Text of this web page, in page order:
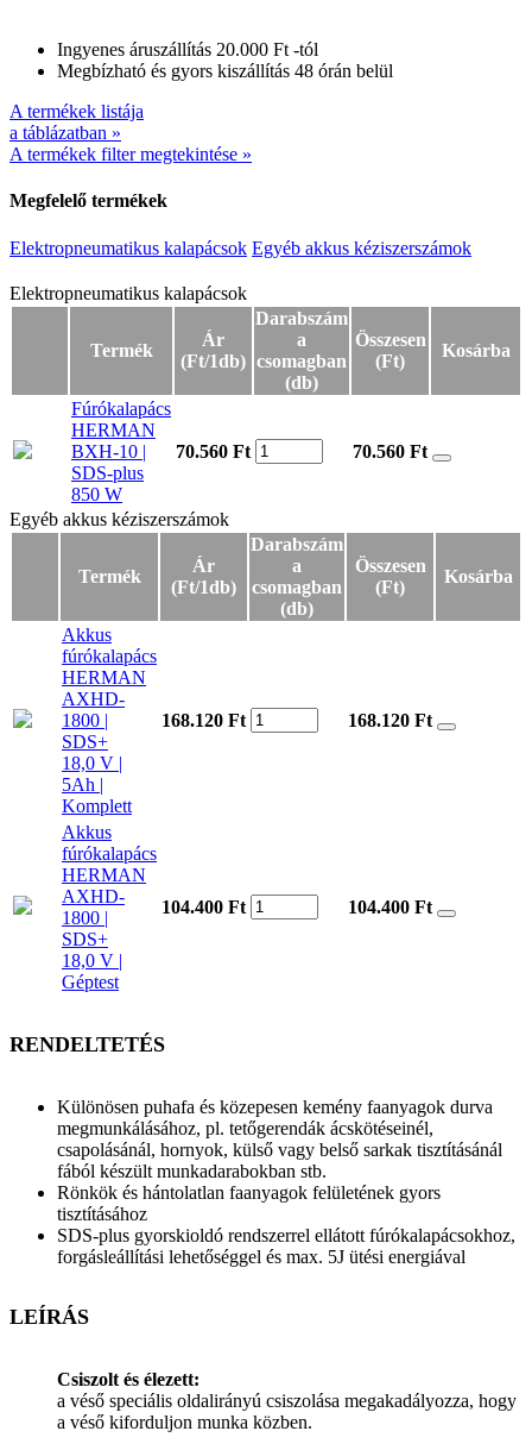
Ingyenes áruszállítás 20.000 Ft -tól
Megbízható és gyors kiszállítás 48 órán belül
A termékek listája
a táblázatban »
A termékek filter megtekintése »
Megfelelő termékek
Elektropneumatikus kalapácsok Egyéb akkus kéziszerszámok
Elektropneumatikus kalapácsok
Elektropneumatikus kalapácsok
Termék
Ár
(Ft/1db)
Darabszám
a
csomagban
(db)
Összesen
(Ft)
Kosárba
Fúrókalapács
HERMAN
BXH-10 |
SDS-plus
850 W
70.560 Ft 70.560 Ft
Egyéb akkus kéziszerszámok
Egyéb akkus kéziszerszámok
Termék
Ár
(Ft/1db)
Darabszám
a
csomagban
(db)
Összesen
(Ft)
Kosárba
Akkus
fúrókalapács
HERMAN
AXHD-
1800 |
SDS+
18,0 V |
5Ah |
Komplett
168.120 Ft 168.120 Ft
Akkus
fúrókalapács
HERMAN
AXHD-
1800 |
SDS+
18,0 V |
Géptest
104.400 Ft 104.400 Ft
RENDELTETÉS
Különösen puhafa és közepesen kemény faanyagok durva
megmunkálásához, pl. tetőgerendák ácskötéseinél,
csapolásánál, hornyok, külső vagy belső sarkak tisztításánál
fából készült munkadarabokban stb.
Rönkök és hántolatlan faanyagok felületének gyors
tisztításához
SDS-plus gyorskioldó rendszerrel ellátott fúrókalapácsokhoz,
forgásleállítási lehetőséggel és max. 5J ütési energiával
LEÍRÁS
Csiszolt és élezett:
a véső speciális oldalirányú csiszolása megakadályozza, hogy
a véső kiforduljon munka közben.